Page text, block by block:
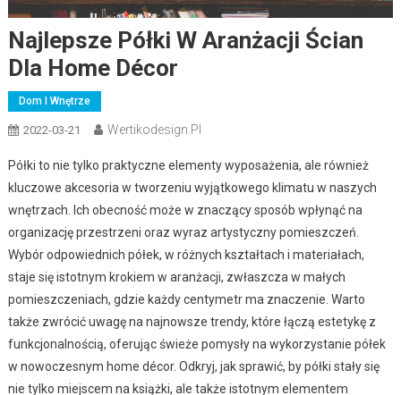
Najlepsze Półki W Aranżacji Ścian
Dla Home Décor
Dom I Wnętrze
2022-03-21 Wertikodesign.pl
Półki to nie tylko praktyczne elementy wyposażenia, ale również
kluczowe akcesoria w tworzeniu wyjątkowego klimatu w naszych
wnętrzach. Ich obecność może w znaczący sposób wpłynąć na
organizację przestrzeni oraz wyraz artystyczny pomieszczeń.
Wybór odpowiednich półek, w różnych kształtach i materiałach,
staje się istotnym krokiem w aranżacji, zwłaszcza w małych
pomieszczeniach, gdzie każdy centymetr ma znaczenie. Warto
także zwrócić uwagę na najnowsze trendy, które łączą estetykę z
funkcjonalnością, oferując świeże pomysły na wykorzystanie półek
w nowoczesnym home décor. Odkryj, jak sprawić, by półki stały się
nie tylko miejscem na książki, ale także istotnym elementem